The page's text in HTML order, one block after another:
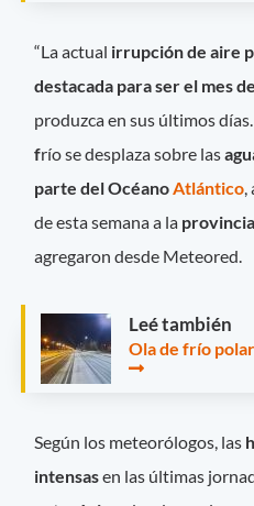
“La actual irrupción de aire
destacada para ser el mes
produzca en sus últimos días.
frío se desplaza sobre las
parte del OcéanoAtlántico,
de esta semana a la
agregaron desde Meteored.
Leé también
Ola de frío
Según los meteorólogos, las
intensasen las últimas